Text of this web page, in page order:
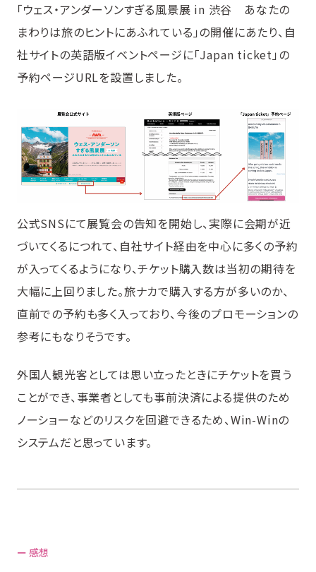
「ウェス・アンダーソンすぎる風景展 in 渋谷 あなたの
まわりは旅のヒントにあふれている」の開催にあたり、自
社サイトの英語版イベントページに「Japan ticket」の
予約ページURLを設置しました。
公式SNSにて展覧会の告知を開始し、実際に会期が近
づいてくるにつれて、自社サイト経由を中心に多くの予約
が入ってくるようになり、チケット購入数は当初の期待を
大幅に上回りました。旅ナカで購入する方が多いのか、
直前での予約も多く入っており、今後のプロモーションの
参考にもなりそうです。
外国人観光客としては思い立ったときにチケットを買う
ことができ、事業者としても事前決済による提供のため
ノーショーなどのリスクを回避できるため、Win-Winの
システムだと思っています。
ー 感想